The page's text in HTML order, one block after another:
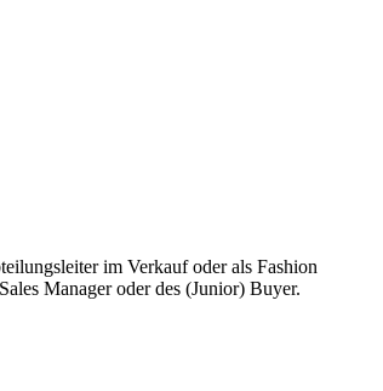
im Verkauf oder als Fashion
Manager oder des (Junior) Buyer.